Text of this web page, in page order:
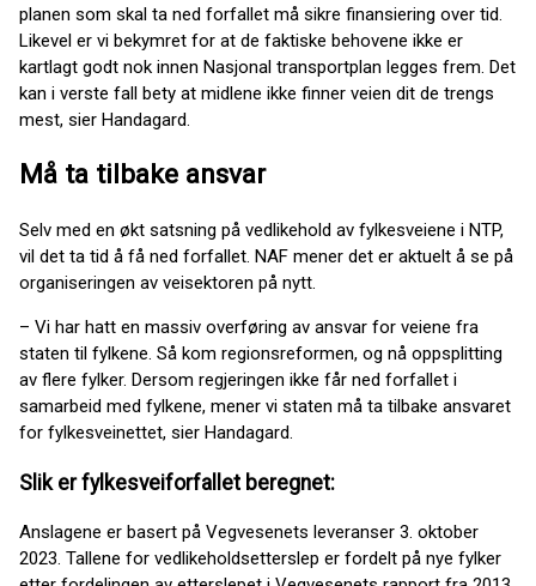
planen som skal ta ned forfallet må sikre finansiering over tid.
Likevel er vi bekymret for at de faktiske behovene ikke er
kartlagt godt nok innen Nasjonal transportplan legges frem. Det
kan i verste fall bety at midlene ikke finner veien dit de trengs
mest, sier Handagard.
Må ta tilbake ansvar
Selv med en økt satsning på vedlikehold av fylkesveiene i NTP,
vil det ta tid å få ned forfallet. NAF mener det er aktuelt å se på
organiseringen av veisektoren på nytt.
– Vi har hatt en massiv overføring av ansvar for veiene fra
staten til fylkene. Så kom regionsreformen, og nå oppsplitting
av flere fylker. Dersom regjeringen ikke får ned forfallet i
samarbeid med fylkene, mener vi staten må ta tilbake ansvaret
for fylkesveinettet, sier Handagard.
Slik er fylkesveiforfallet beregnet:
Anslagene er basert på Vegvesenets leveranser 3. oktober
2023. Tallene for vedlikeholdsetterslep er fordelt på nye fylker